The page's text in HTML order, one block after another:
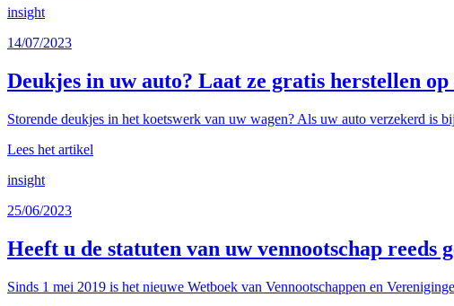
insight
14/07/2023
Deukjes in uw auto? Laat ze gratis herstellen
Storende deukjes in het koetswerk van uw wagen? Als uw auto verzekerd is
Lees het artikel
insight
25/06/2023
Heeft u de statuten van uw vennootschap reeds
Sinds 1 mei 2019 is het nieuwe Wetboek van Vennootschappen en